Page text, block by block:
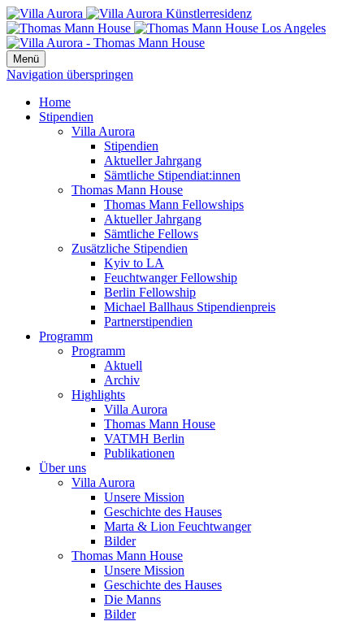
Menü
Navigation überspringen
Home
Stipendien
Villa Aurora
Stipendien
Aktueller Jahrgang
Sämtliche Stipendiat:innen
Thomas Mann House
Thomas Mann Fellowships
Aktueller Jahrgang
Sämtliche Fellows
Zusätzliche Stipendien
Kyiv to LA
Feuchtwanger Fellowship
Berlin Fellowship
Michael Ballhaus Stipendienpreis
Partnerstipendien
Programm
Programm
Aktuell
Archiv
Highlights
Villa Aurora
Thomas Mann House
VATMH Berlin
Publikationen
Über uns
Villa Aurora
Unsere Mission
Geschichte des Hauses
Marta & Lion Feuchtwanger
Bilder
Thomas Mann House
Unsere Mission
Geschichte des Hauses
Die Manns
Bilder